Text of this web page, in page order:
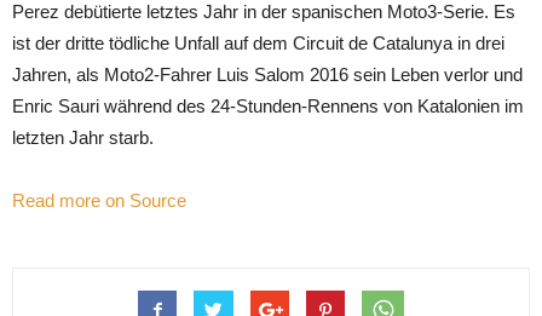
Perez debütierte letztes Jahr in der spanischen Moto3-Serie. Es
ist der dritte tödliche Unfall auf dem Circuit de Catalunya in drei
Jahren, als Moto2-Fahrer Luis Salom 2016 sein Leben verlor und
Enric Sauri während des 24-Stunden-Rennens von Katalonien im
letzten Jahr starb.
Read more on Source